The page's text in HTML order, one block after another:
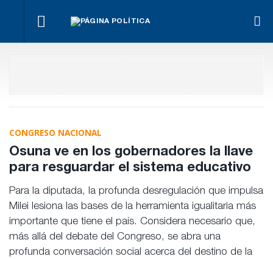
marcha
hace
igual
Benegas
Lynch
por
conflicto
de
ante la
de
Bianco
Tierras.
Implicancias
y dueños en
Entre Ríos
La Justicia
ordenó al
Gobierno
la
CONGRESO NACIONAL
Osuna ve en los gobernadores la llave
para resguardar el sistema educativo
Para la diputada, la profunda desregulación que impulsa
Milei lesiona las bases de la herramienta igualitaria más
importante que tiene el país. Considera necesario que,
más allá del debate del Congreso, se abra una
profunda conversación social acerca del destino de la